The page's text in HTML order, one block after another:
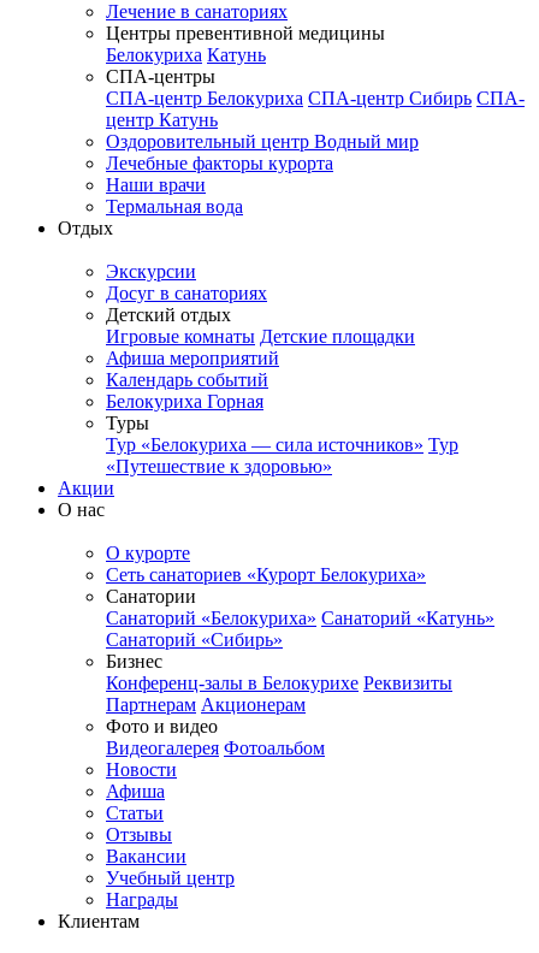
Лечение в санаториях
Центры превентивной медицины
Белокуриха Катунь
СПА-центры
СПА-центр Белокуриха СПА-центр Сибирь СПА-
центр Катунь
Оздоровительный центр Водный мир
Лечебные факторы курорта
Наши врачи
Термальная вода
Отдых
Экскурсии
Досуг в санаториях
Детский отдых
Игровые комнаты Детские площадки
Афиша мероприятий
Календарь событий
Белокуриха Горная
Туры
Тур «Белокуриха — сила источников» Тур
«Путешествие к здоровью»
Акции
О нас
О курорте
Сеть санаториев «Курорт Белокуриха»
Санатории
Санаторий «Белокуриха» Санаторий «Катунь»
Санаторий «Сибирь»
Бизнес
Конференц-залы в Белокурихе Реквизиты
Партнерам Акционерам
Фото и видео
Видеогалерея Фотоальбом
Новости
Афиша
Статьи
Отзывы
Вакансии
Учебный центр
Награды
Клиентам